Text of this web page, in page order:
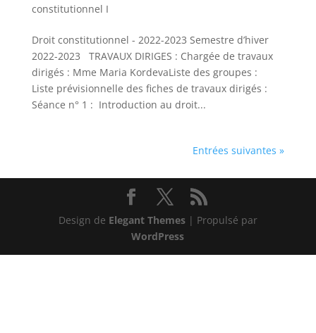
constitutionnel I
Droit constitutionnel - 2022-2023 Semestre d’hiver
2022-2023 TRAVAUX DIRIGES : Chargée de travaux
dirigés : Mme Maria KordevaListe des groupes :
Liste prévisionnelle des fiches de travaux dirigés :
Séance n° 1 : Introduction au droit...
Entrées suivantes »
Design de Elegant Themes| Propulsé par
WordPress